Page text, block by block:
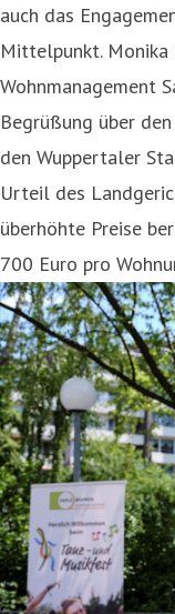
auch das
Mittelpunkt. Monika
Wohnmanagement
Begrüßung über
den Wuppertaler
Urteil des
überhöhte Preise
700 Euro pro